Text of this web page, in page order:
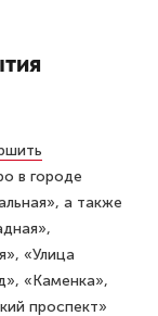
в городе
а также
«Улица
«Каменка»,
проспект»